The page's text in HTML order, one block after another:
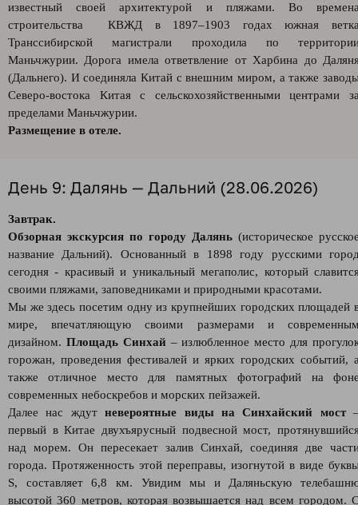
известный своей архитектурой и пляжами. Во
строительства КВЖД в 1897–1903 годах южная
Транссибирской магистрали проходила по
Маньчжурии. Дорога имела ответвление от Харбина до
(Дальнего). И соединяла Китай с внешним миром, а также
Северо-востока Китая с сельскохозяйственными центрами
пределами Маньчжурии.
Размещение в отеле.
День 9: Далянь — Дальний (28.06.2026)
Завтрак.
Обзорная экскурсия по городу Далянь (историческое
название Дальний). Основанный в 1898 году русскими
сегодня - красивый и уникальный мегаполис, который
своими пляжами, заповедниками и природными красотами.
Мы же здесь посетим одну из крупнейших городских площадей
мире, впечатляющую своими размерами и
дизайном. Площадь Синхай – излюбленное место для
горожан, проведения фестивалей и ярких городских событий,
также отличное место для памятных фотографий на
современных небоскребов и морских пейзажей.
Далее нас ждутневероятные виды на Синхайский мост
первый в Китае двухъярусный подвесной мост,
над морем. Он пересекает залив Синхай, соединяя две
города. Протяженность этой переправы, изогнутой в виде
S, составляет 6,8 км. Увидим мы и Даляньскую
высотой 360 метров, которая возвышается над всем городом.